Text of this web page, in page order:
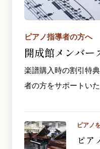
ピアノ指導者の方へ
開成館メンバー
楽譜購入時の割引特
者の方をサポートいた
ピアノ
ピア